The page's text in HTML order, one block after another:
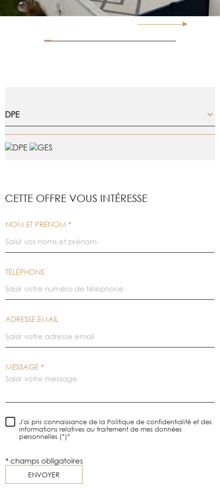
DPE
CETTE OFFRE VOUS INTÉRESSE
NOM ET PRÉNOM *
TÉLÉPHONE
ADRESSE EMAIL
MESSAGE *
J'ai pris connaissance de la Politique de confidentialité et des
informations relatives au traitement de mes données
personnelles (*)*
* champs obligatoires
ENVOYER